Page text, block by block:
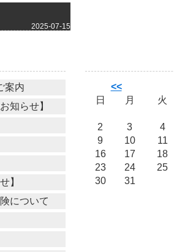
2025-07-15
案内
知らせ】
】
について
<<
日
月 火
2
3 4
9
10 11
16
17 18
23
24 25
30
31